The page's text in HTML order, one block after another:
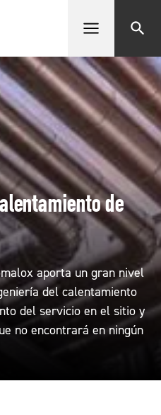
Abrir menúBuscar
de
aporta un gran nivel
del calentamiento
del servicio en el sitio y
no encontrará en ningún